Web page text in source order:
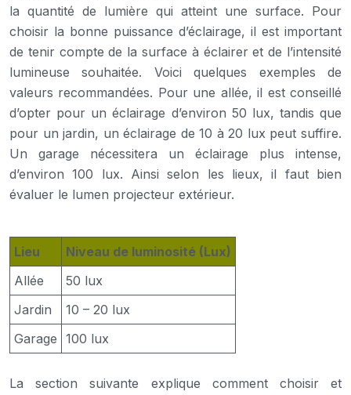
la quantité de lumière qui atteint une surface. Pour
choisir la bonne puissance d’éclairage, il est important
de tenir compte de la surface à éclairer et de l’intensité
lumineuse souhaitée. Voici quelques exemples de
valeurs recommandées. Pour une allée, il est conseillé
d’opter pour un éclairage d’environ 50 lux, tandis que
pour un jardin, un éclairage de 10 à 20 lux peut suffire.
Un garage nécessitera un éclairage plus intense,
d’environ 100 lux. Ainsi selon les lieux, il faut bien
évaluer le lumen projecteur extérieur.
Lieu
Niveau de luminosité (Lux)
Allée
50 lux
Jardin
10 – 20 lux
Garage 100 lux
La section suivante explique comment choisir et